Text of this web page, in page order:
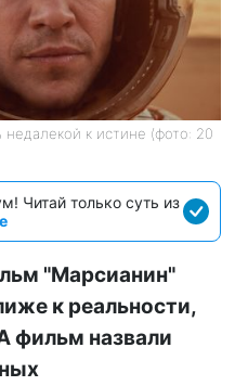
недалекой к истине (фото: 20
Читай только суть из
"Марсианин"
к реальности,
фильм назвали